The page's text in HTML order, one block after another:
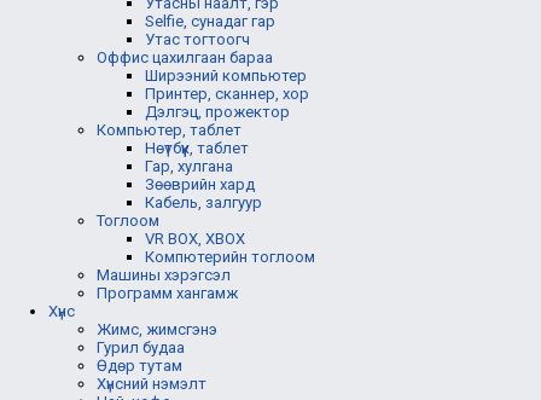
Selfie, сунадаг гар
Утас тогтоогч
Оффис цахилгаан бараа
Ширээний компьютер
Принтер, сканнер, хор
Дэлгэц, прожектор
Компьютер, таблет
Нөүтбүүк, таблет
Гар, хулгана
Зөөврийн хард
Кабель, залгуур
Тоглоом
VR BOX, XBOX
Компютерийн тоглоом
Машины хэрэгсэл
Программ хангамж
Хүнс
Жимс, жимсгэнэ
Гурил будаа
Өдөр тутам
Хүнсний нэмэлт